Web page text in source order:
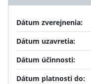
Dátum zverejnenia:
Dátum uzavretia:
Dátum účinnosti:
Dátum platnosti do: